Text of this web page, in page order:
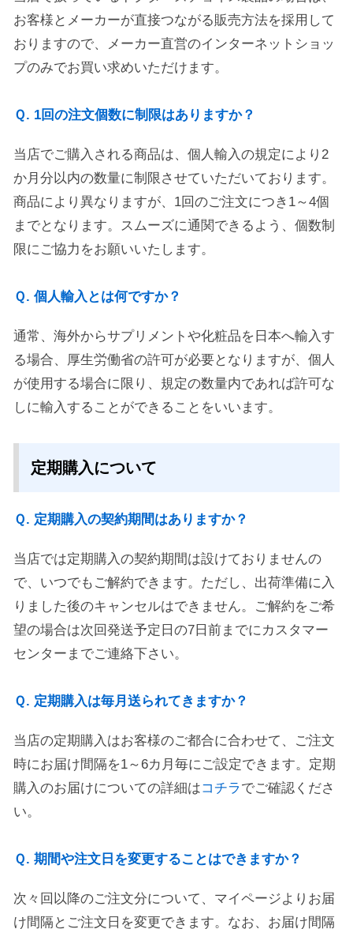
お客様とメーカーが直接つながる販売方法を採用して
おりますので、メーカー直営のインターネットショッ
プのみでお買い求めいただけます。
Ｑ. 1回の注文個数に制限はありますか？
当店でご購入される商品は、個人輸入の規定により2
か月分以内の数量に制限させていただいております。
商品により異なりますが、1回のご注文につき1～4個
までとなります。スムーズに通関できるよう、個数制
限にご協力をお願いいたします。
Ｑ. 個人輸入とは何ですか？
通常、海外からサプリメントや化粧品を日本へ輸入す
る場合、厚生労働省の許可が必要となりますが、個人
が使用する場合に限り、規定の数量内であれば許可な
しに輸入することができることをいいます。
定期購入について
Ｑ. 定期購入の契約期間はありますか？
当店では定期購入の契約期間は設けておりませんの
で、いつでもご解約できます。ただし、出荷準備に入
りました後のキャンセルはできません。ご解約をご希
望の場合は次回発送予定日の7日前までにカスタマー
センターまでご連絡下さい。
Ｑ. 定期購入は毎月送られてきますか？
当店の定期購入はお客様のご都合に合わせて、ご注文
時にお届け間隔を1～6カ月毎にご設定できます。定期
購入のお届けについての詳細はコチラ でご確認くださ
い。
Ｑ. 期間や注文日を変更することはできますか？
次々回以降のご注文分について、マイページよりお届
け間隔とご注文日を変更できます。なお、お届け間隔